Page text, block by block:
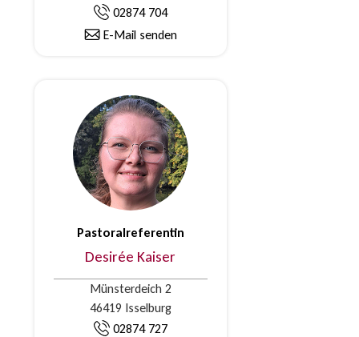
02874 704
E-Mail senden
Pastoralreferentin
Desirée Kaiser
Münsterdeich 2
46419 Isselburg
02874 727